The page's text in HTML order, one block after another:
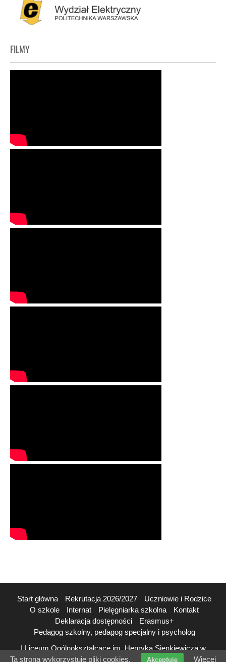
FILMY
Start główna Rekrutacja 2026/2027
Uczniowie i Rodzice
O szkole
Internat Pielęgniarka szkolna
Kontakt
Deklaracja dostępności
Erasmus+
Pedagog szkolny, pedagog specjalny i psycholog
I Liceum Ogólnokształcące im. Henryka Sienkiewicza w
Płońsku Precious Lite theme by Flythemes
Ta strona wykorzystuje pliki cookies. Akceptuję Więcej